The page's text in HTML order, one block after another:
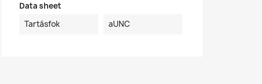
Data sheet
Tartásfok
aUNC